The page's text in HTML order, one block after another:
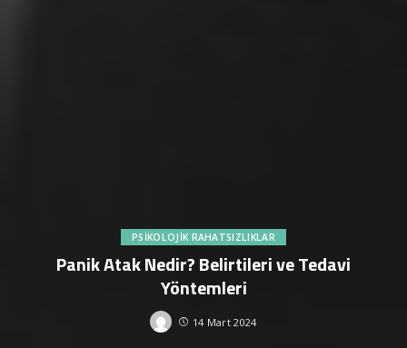
PSIKOLOJIK RAHATSIZLIKLAR
Panik Atak Nedir? Belirtileri ve Tedavi
Yöntemleri
14 Mart 2024